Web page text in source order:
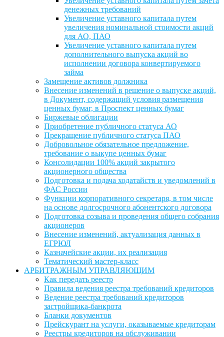
денежных требований
Увеличение уставного капитала путем
увеличения номинальной стоимости акций
для АО, ПАО
Увеличение уставного капитала путем
дополнительного выпуска акций во
исполнении договора конвертируемого
займа
Замещение активов должника
Внесение изменений в решение о выпуске акций,
в Документ, содержащий условия размещения
ценных бумаг, в Проспект ценных бумаг
Биржевые облигации
Приобретение публичного статуса АО
Прекращение публичного статуса ПАО
Добровольное обязательное предложение,
требование о выкупе ценных бумаг
Консолидации 100% акций закрытого
акционерного общества
Подготовка и подача ходатайств и уведомлений в
ФАС России
Функции корпоративного секретаря, в том числе
на основе долгосрочного абонентского договора
Подготовка созыва и проведения общего собрания
акционеров
Внесение изменений, актуализация данных в
ЕГРЮЛ
Казначейские акции, их реализация
Тематический мастер-класс
АРБИТРАЖНЫМ УПРАВЛЯЮЩИМ
Как передать реестр
Правила ведения реестра требований кредиторов
Ведение реестра требований кредиторов
застройщика-банкрота
Бланки документов
Прейскурант на услуги, оказываемые кредиторам
Реестры кредиторов на обслуживании